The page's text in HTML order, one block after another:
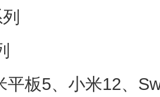
平板5、小米12、